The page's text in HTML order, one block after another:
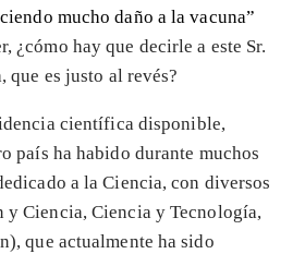
mucho daño a la vacuna”
¿cómo hay que decirle a este Sr.
que es justo al revés?
científica disponible,
país ha habido durante muchos
a la Ciencia, con diversos
y Ciencia, Ciencia y Tecnología,
que actualmente ha sido